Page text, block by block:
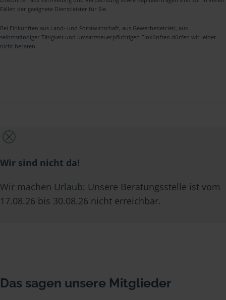
Fällen der geeignete Dienstleister für Sie.
Bei Einkünften aus Land- und Forstwirtschaft, aus Gewerbebetrieb, aus
selbstständiger Tätigkeit und umsatzsteuerpflichtigen Einkünften dürfen wir leider
nicht beraten.
Wir sind nicht da!
Wir machen Urlaub: Unsere Beratungsstelle ist vom
17.08.26 bis 30.08.26 nicht erreichbar.
Das sagen unsere Mitglieder